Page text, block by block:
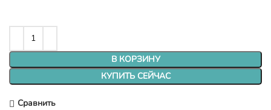
В КОРЗИНУ
КУПИТЬ СЕЙЧАС
Сравнить